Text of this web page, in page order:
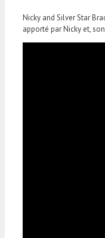
Nicky and Silver Star
apporté par Nicky et,